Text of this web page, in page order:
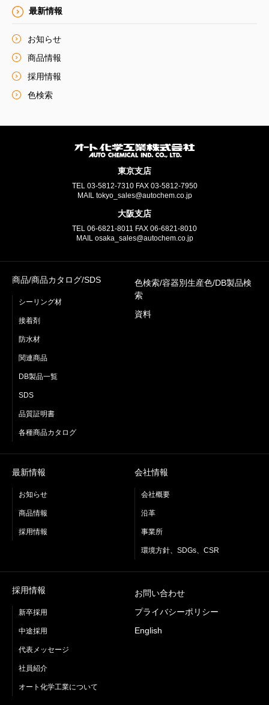
最新情報
お知らせ
商品情報
採用情報
色検索
東京支店
TEL 03-5812-7310FAX 03-5812-7950
MAIL tokyo_sales@autochem.co.jp
大阪支店
TEL 06-6821-8011 FAX 06-6821-8010
MAIL osaka_sales@autochem.co.jp
商品/商品カタログ/SDS
シーリング材
接着剤
防水材
関連商品
DB製品一覧
SDS
品質証明書
各種商品カタログ
色検索/容器別生産色/DB製品検
索
資料
最新情報
お知らせ
商品情報
採用情報
会社情報
会社概要
沿革
事業所
環境方針、SDGs、CSR
採用情報
新卒採用
中途採用
代表メッセージ
社員紹介
オート化学工業について
お問い合わせ
プライバシーポリシー
English